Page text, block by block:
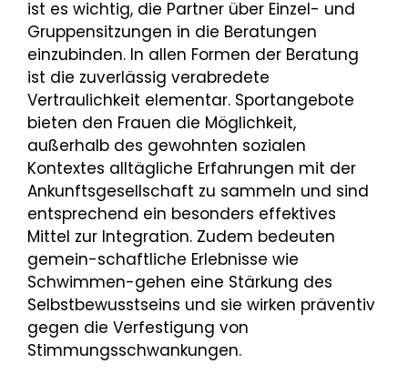
ist es wichtig, die Partner über Einzel- und
Gruppensitzungen in die Beratungen
einzubinden. In allen Formen der Beratung
ist die zuverlässig verabredete
Vertraulichkeit elementar. Sportangebote
bieten den Frauen die Möglichkeit,
außerhalb des gewohnten sozialen
Kontextes alltägliche Erfahrungen mit der
Ankunftsgesellschaft zu sammeln und sind
entsprechend ein besonders effektives
Mittel zur Integration. Zudem bedeuten
gemein-schaftliche Erlebnisse wie
Schwimmen-gehen eine Stärkung des
Selbstbewusstseins und sie wirken präventiv
gegen die Verfestigung von
Stimmungsschwankungen.